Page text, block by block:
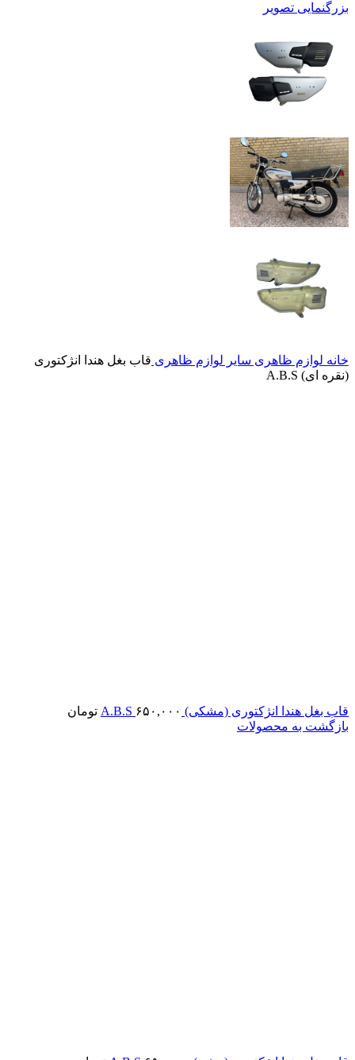
بزرگنمایی تصویر
خانه لوازم ظاهری سایر لوازم ظاهری قاب بغل هندا انژکتوری
(نقره ای) A.B.S
قاب بغل هندا انژکتوری (مشکی) A.B.S ۶۵۰,۰۰۰
تومان
بازگشت به محصولات